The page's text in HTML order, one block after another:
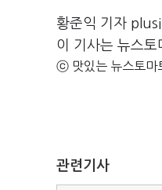
황준익 기자
이 기사는 뉴스토
ⓒ 맛있는 뉴스토마
관련기사